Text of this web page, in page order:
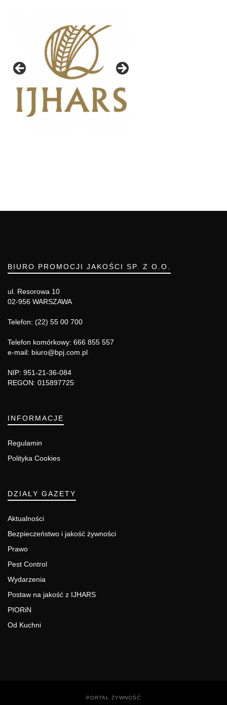
BIURO PROMOCJI JAKOŚCI SP. Z O.O.
ul. Resorowa 10
02-956 WARSZAWA
Telefon: (22) 55 00 700
Telefon komórkowy: 666 855 557
e-mail: biuro@bpj.com.pl
NIP: 951-21-36-084
REGON: 015897725
INFORMACJE
Regulamin
Polityka Cookies
DZIAŁY GAZETY
Aktualności
Bezpieczeństwo i jakość żywności
Prawo
Pest Control
Wydarzenia
Postaw na jakość z IJHARS
PIORiN
Od Kuchni
PORTAL ŻYWNOŚĆ